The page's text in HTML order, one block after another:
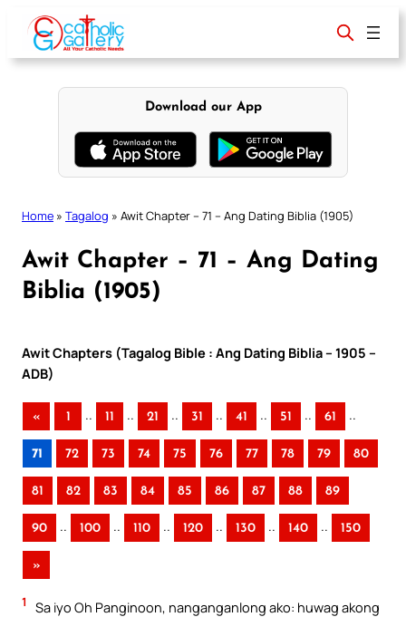
content
Download our App
Home » Tagalog » Awit Chapter – 71 – Ang Dating Biblia (1905)
Awit Chapter – 71 – Ang Dating
Biblia (1905)
Awit Chapters (Tagalog Bible : Ang Dating Biblia – 1905 –
ADB)
« 1 .. 11 .. 21 .. 31 .. 41 .. 51 .. 61 ..
71 72 73 74 75 76 77 78 79 80
81 82 83 84 85 86 87 88 89
90 .. 100 .. 110 .. 120 .. 130 .. 140 .. 150
»
1
Sa iyo Oh Panginoon, nanganganlong ako: huwag akong